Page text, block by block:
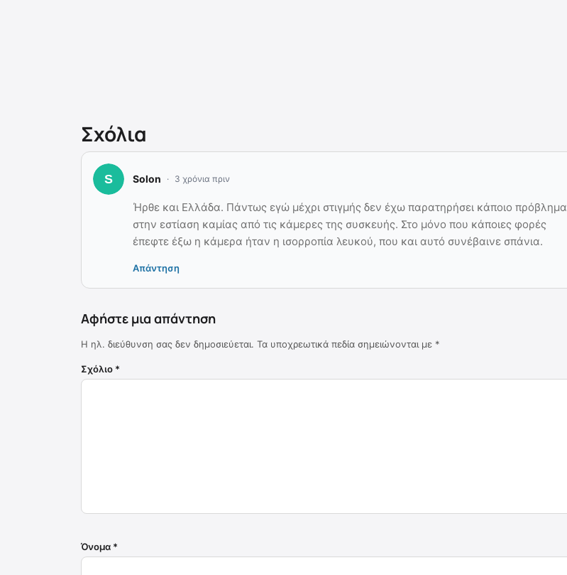
Σχόλια
Solon 3 χρόνια πριν
Ήρθε και Ελλάδα. Πάντως εγώ μέχρι στιγμής δεν έχω παρατηρήσει κάποιο πρόβλημα
στην εστίαση καμίας από τις κάμερες της συσκευής. Στο μόνο που κάποιες φορές
έπεφτε έξω η κάμερα ήταν η ισορροπία λευκού, που και αυτό συνέβαινε σπάνια.
Απάντηση
Αφήστε μια απάντηση
Η ηλ. διεύθυνση σας δεν δημοσιεύεται. Τα υποχρεωτικά πεδία σημειώνονται με *
Σχόλιο *
Όνομα *